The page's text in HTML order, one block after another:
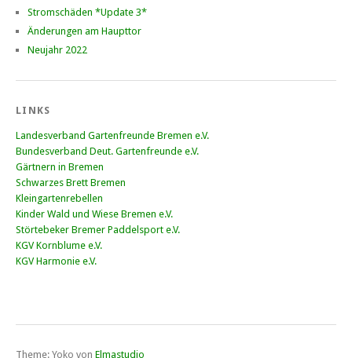
Stromschäden *Update 3*
Änderungen am Haupttor
Neujahr 2022
LINKS
Landesverband Gartenfreunde Bremen e.V.
Bundesverband Deut. Gartenfreunde e.V.
Gärtnern in Bremen
Schwarzes Brett Bremen
Kleingartenrebellen
Kinder Wald und Wiese Bremen e.V.
Störtebeker Bremer Paddelsport e.V.
KGV Kornblume e.V.
KGV Harmonie e.V.
Theme: Yoko von Elmastudio